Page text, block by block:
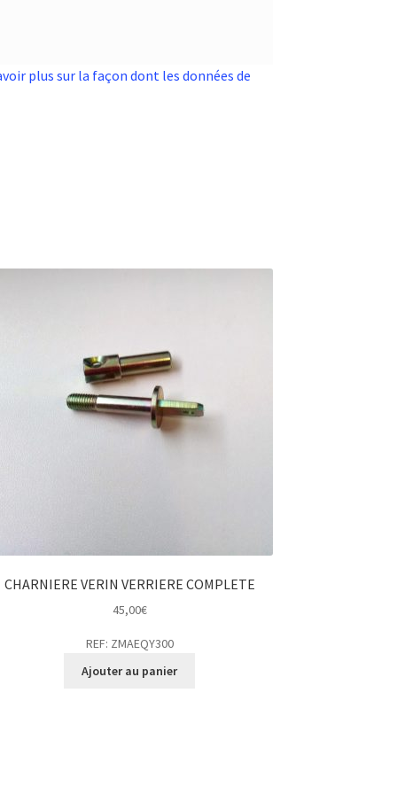
plus sur la façon dont les données de
CHARNIERE VERIN VERRIERE COMPLETE
45,00€
REF: ZMAEQY300
Ajouter au panier